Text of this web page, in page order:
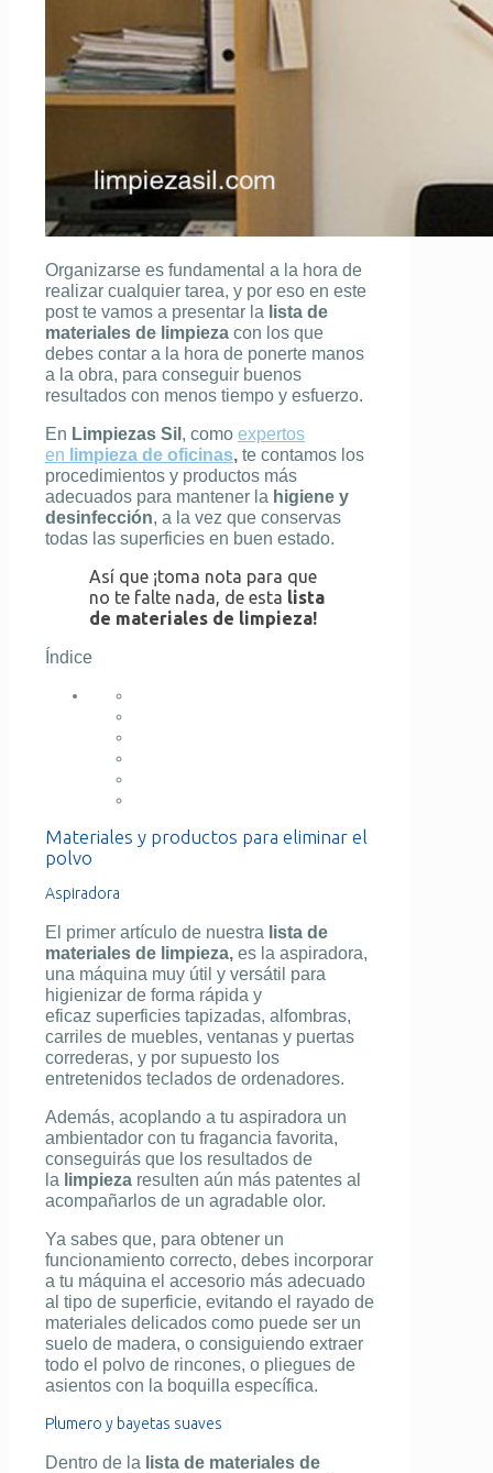
Organizarse es fundamental a la hora de
realizar cualquier tarea, y por eso en este
post te vamos a presentar la lista de
materiales de limpieza con los que
debes contar a la hora de ponerte manos
a la obra, para conseguir buenos
resultados con menos tiempo y esfuerzo.
En Limpiezas Sil , como expertos
en limpieza de oficinas, te contamos los
procedimientos y productos más
adecuados para mantener la higiene y
desinfección, a la vez que conservas
todas las superficies en buen estado.
Así que ¡toma nota para que
no te falte nada, de esta lista
de materiales de limpieza!
Índice
Materiales y productos para eliminar el
polvo
Aspiradora
El primer artículo de nuestra lista de
materiales de limpieza, es la aspiradora,
una máquina muy útil y versátil para
higienizar de forma rápida y
eficaz superficies tapizadas, alfombras,
carriles de muebles, ventanas y puertas
correderas, y por supuesto los
entretenidos teclados de ordenadores.
Además, acoplando a tu aspiradora un
ambientador con tu fragancia favorita,
conseguirás que los resultados de
la limpieza resulten aún más patentes al
acompañarlos de un agradable olor.
Ya sabes que, para obtener un
funcionamiento correcto, debes incorporar
a tu máquina el accesorio más adecuado
al tipo de superficie, evitando el rayado de
materiales delicados como puede ser un
suelo de madera, o consiguiendo extraer
todo el polvo de rincones, o pliegues de
asientos con la boquilla específica.
Plumero y bayetas suaves
Dentro de la lista de materiales de